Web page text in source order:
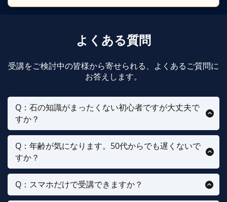
よくある質問
受講をご検討中の皆様から寄せられる、よくあるご質問に
お答えします。
Q：石の知識がまったくない初心者ですが大丈夫で
すか？
はい。石と人の関わりの基礎から順に学べるカリキュ
ラムです。
Q：年齢が気になります。50代からでも遅くないで
すか？
受講生の中心は40〜50代です。ご自身の人生経験が、
人を支えるときの強みになります。
Q：スマホだけで受講できますか？
はい。教材はすべてスマホで完結します。